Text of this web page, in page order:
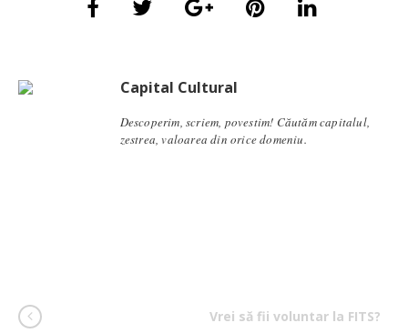
Capital Cultural
Descoperim, scriem, povestim! Căutăm capitalul,
zestrea, valoarea din orice domeniu.
Vrei să fii voluntar la FITS?